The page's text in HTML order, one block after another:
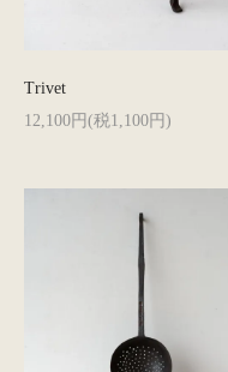
Trivet
12,100円(税1,100円)